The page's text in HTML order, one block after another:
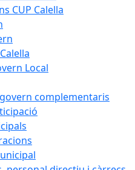
CUP Calella
Local
complementaris